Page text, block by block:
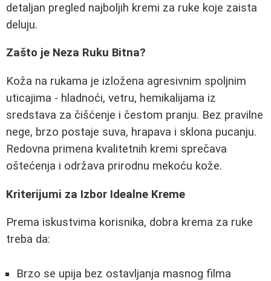
detaljan pregled najboljih kremi za ruke koje zaista
deluju.
Zašto je Neza Ruku Bitna?
Koža na rukama je izložena agresivnim spoljnim
uticajima - hladnoći, vetru, hemikalijama iz
sredstava za čišćenje i čestom pranju. Bez pravilne
nege, brzo postaje suva, hrapava i sklona pucanju.
Redovna primena kvalitetnih kremi sprečava
oštećenja i održava prirodnu mekoću kože.
Kriterijumi za Izbor Idealne Kreme
Prema iskustvima korisnika, dobra krema za ruke
treba da:
Brzo se upija bez ostavljanja masnog filma